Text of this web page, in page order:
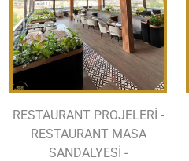
RESTAURANT PROJELERİ -
RESTAURANT MASA
SANDALYESİ -